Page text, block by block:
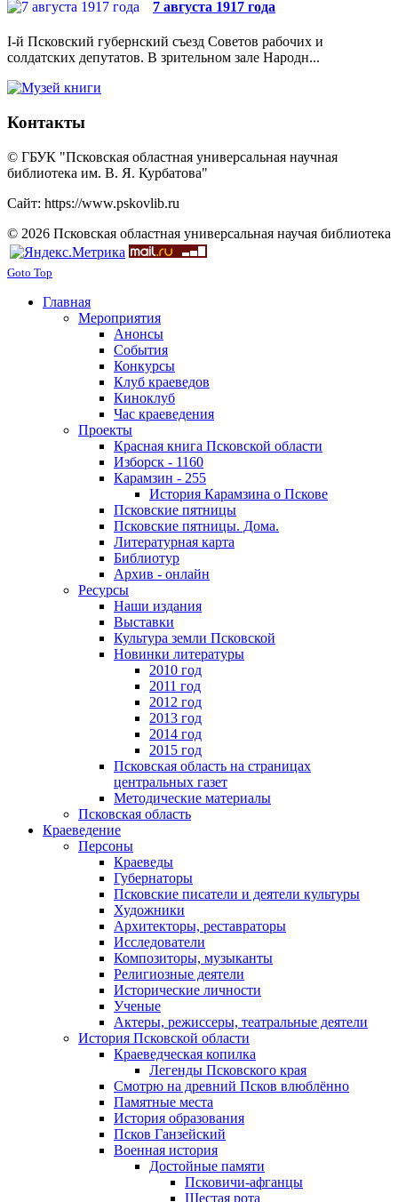
7 августа 1917 года
I-й Псковский губернский съезд Советов рабочих и
солдатских депутатов. В зрительном зале Народн...
Контакты
© ГБУК "Псковская областная универсальная научная
библиотека им. В. Я. Курбатова"
Сайт: https://www.pskovlib.ru
© 2026 Псковская областная универсальная научая библиотека
Goto Top
Главная
Мероприятия
Анонсы
События
Конкурсы
Клуб краеведов
Киноклуб
Час краеведения
Проекты
Красная книга Псковской области
Изборск - 1160
Карамзин - 255
История Карамзина о Пскове
Псковские пятницы
Псковские пятницы. Дома.
Литературная карта
Библиотур
Архив - онлайн
Ресурсы
Наши издания
Выставки
Культура земли Псковской
Новинки литературы
2010 год
2011 год
2012 год
2013 год
2014 год
2015 год
Псковская область на страницах
центральных газет
Методические материалы
Псковская область
Краеведение
Персоны
Краеведы
Губернаторы
Псковские писатели и деятели культуры
Художники
Архитекторы, реставраторы
Исследователи
Композиторы, музыканты
Религиозные деятели
Исторические личности
Ученые
Актеры, режиссеры, театральные деятели
История Псковской области
Краеведческая копилка
Легенды Псковского края
Смотрю на древний Псков влюблённо
Памятные места
История образования
Псков Ганзейский
Военная история
Достойные памяти
Псковичи-афганцы
Шестая рота